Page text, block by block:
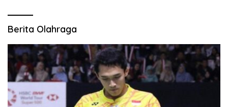
Berita Olahraga